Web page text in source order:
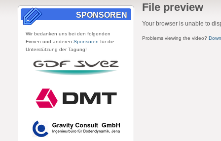
SPONSOREN
Wir bedanken uns bei den folgenden
Firmen und anderen Sponsoren für die
Unterstützung der Tagung!
File preview
Your browser is unable to
Problems viewing the video?